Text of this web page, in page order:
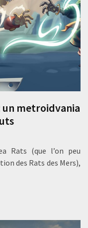
un metroidvania
Rats (que l’on peu
des Rats des Mers),